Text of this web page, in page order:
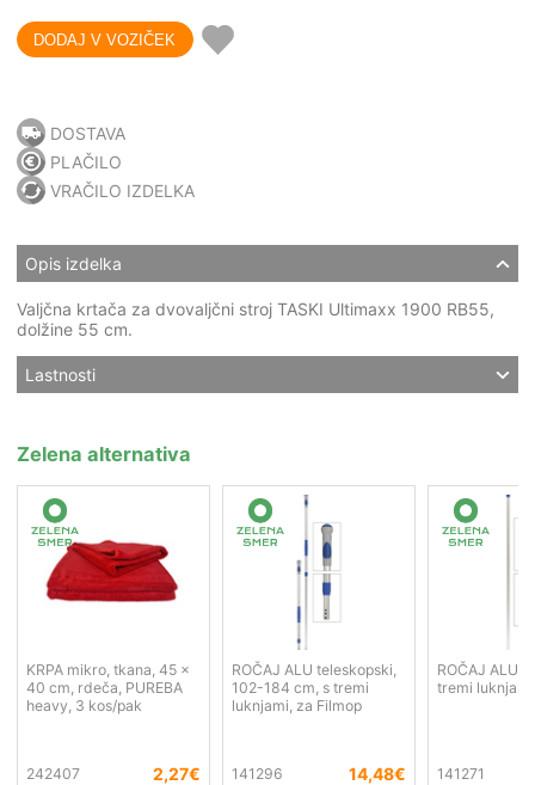
DOSTAVA
PLAČILO
VRAČILO IZDELKA
Opis izdelka
Valjčna krtača za dvovaljčni stroj TASKI Ultimaxx 1900 RB55,
dolžine 55 cm.
Lastnosti
Zelena alternativa
KRPA mikro, tkana, 45 x
40 cm, rdeča, PUREBA
heavy, 3 kos/pak
242407 2,27€
ROČAJ ALU teleskopski,
102-184 cm, s tremi
luknjami, za Filmop
141296 14,48€
ROČAJ ALU,
tremi
141271